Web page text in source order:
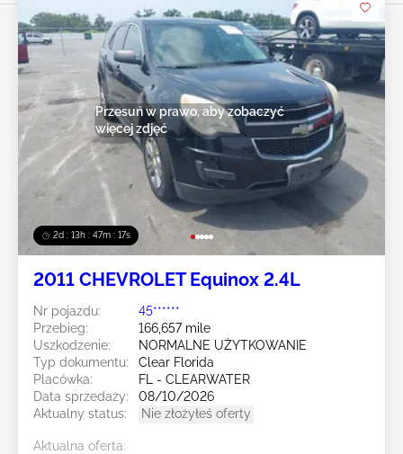
2d : 13h : 47m : 14s
Przesuń w prawo, aby zobaczyć
więcej zdjęć
2011 CHEVROLET Equinox 2.4L
Nr pojazdu:
45******
Przebieg:
166,657 mile
Uszkodzenie:
NORMALNE UŻYTKOWANIE
Typ dokumentu:
Clear Florida
Placówka:
FL - CLEARWATER
Data sprzedaży:
08/10/2026
Aktualny status:
Nie złożyłeś oferty
Aktualna oferta: